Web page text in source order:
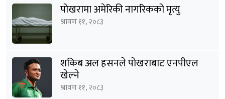
पोखरामा अमेरिकी नागरिकको मृत्यु
श्रावण ११, २०८३
शकिब अल हसनले पोखराबाट एनपीएल
खेल्ने
श्रावण ११, २०८३